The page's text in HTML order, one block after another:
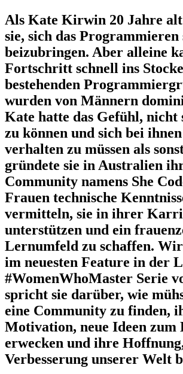
Als Kate Kirwin 20 Jahre alt
sie, sich das Programmieren
beizubringen. Aber alleine
Fortschritt schnell ins
bestehenden
wurden von Männern
Kate hatte das Gefühl, nicht
zu können und sich bei
verhalten zu müssen als
gründete sie in Australien
Community namens She
Frauen technische
vermitteln, sie in ihrer
unterstützen und ein
Lernumfeld zu schaffen.
im neuesten Feature in der
#WomenWhoMaster Serie
spricht sie darüber, wie
eine Community zu finden,
Motivation, neue Ideen zum
erwecken und ihre
Verbesserung unserer Welt